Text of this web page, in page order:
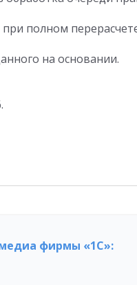
полном
на основании.
фирмы «1С»: